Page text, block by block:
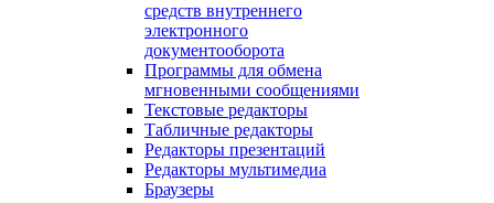
средств внутреннего
электронного
документооборота
Программы для обмена
мгновенными сообщениями
Текстовые редакторы
Табличные редакторы
Редакторы презентаций
Редакторы мультимедиа
Браузеры